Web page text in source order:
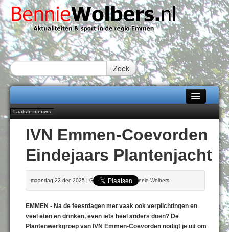
Zoek
Home
Alle categorieën
Over Bennie Wolbers
Fotoboek
Laatste nieuws
nieuwe rugsponsor
Najaar '26 staat live!
102 kaarsen voor eeuwling Mieke Sijbom-Maatje
Emmen wint op Open Dag overtuigend van Almere City
Treffer van Quispel bezorgt FC Emmen droomstart
IVN Emmen-Coevorden
Eindejaars Plantenjacht
maandag 22 dec 2025 | Geschreven door Bennie Wolbers
EMMEN - Na de feestdagen met vaak ook verplichtingen en
veel eten en drinken, even iets heel anders doen? De
Plantenwerkgroep van IVN Emmen-Coevorden nodigt je uit om